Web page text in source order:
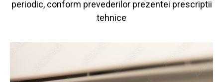
periodic, conform prevederilor prezentei prescriptii
tehnice